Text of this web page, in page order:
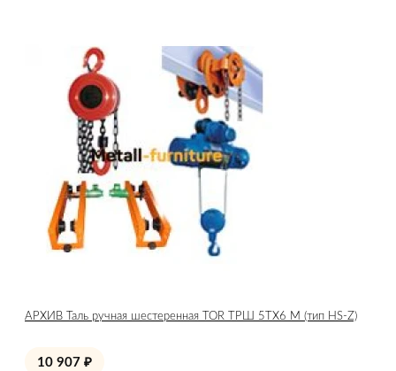
АРХИВ Таль ручная шестеренная TOR ТРШ 5ТХ6 М (тип HS-Z)
10 907 ₽